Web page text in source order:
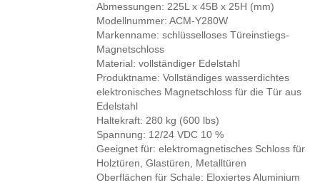
Abmessungen: 225L x 45B x 25H (mm)
Modellnummer: ACM-Y280W
Markenname: schlüsselloses Türeinstiegs-
Magnetschloss
Material: vollständiger Edelstahl
Produktname: Vollständiges wasserdichtes
elektronisches Magnetschloss für die Tür aus
Edelstahl
Haltekraft: 280 kg (600 lbs)
Spannung: 12/24 VDC 10 %
Geeignet für: elektromagnetisches Schloss für
Holztüren, Glastüren, Metalltüren
Oberflächen für Schale: Eloxiertes Aluminium